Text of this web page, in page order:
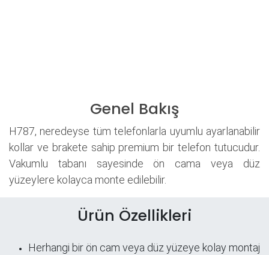
Genel Bakış
H787, neredeyse tüm telefonlarla uyumlu ayarlanabilir
kollar ve brakete sahip premium bir telefon tutucudur.
Vakumlu tabanı sayesinde ön cama veya düz
yüzeylere kolayca monte edilebilir.
Ürün Özellikleri
Herhangi bir ön cam veya düz yüzeye kolay montaj